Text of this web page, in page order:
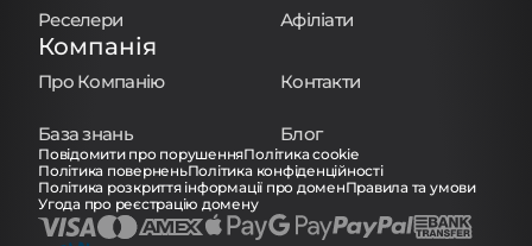
Реселери Афіліати
Компанія
Про Компанію Контакти
База знань Блог
Повідомити про порушенняПолітика cookie
Політика поверненьПолітика конфіденційності
Політика розкриття інформації про доменПравила та умови
Угода про реєстрацію домену